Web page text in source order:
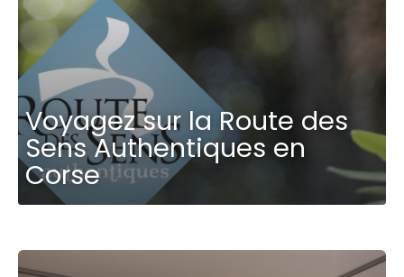
Voyagez sur la Route des
Sens Authentiques en
Corse